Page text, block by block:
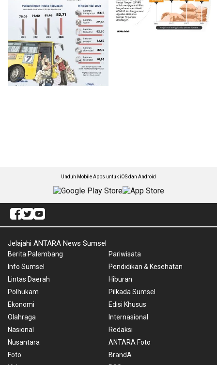
Unduh Mobile Apps untuk iOS dan Android
Jelajahi ANTARA News Sumsel
Berita Palembang
Info Sumsel
Lintas Daerah
Polhukam
Ekonomi
Olahraga
Nasional
Nusantara
Foto
Pariwisata
Pendidikan & Kesehatan
Hiburan
Pilkada Sumsel
Edisi Khusus
Internasional
Redaksi
ANTARA Foto
BrandA